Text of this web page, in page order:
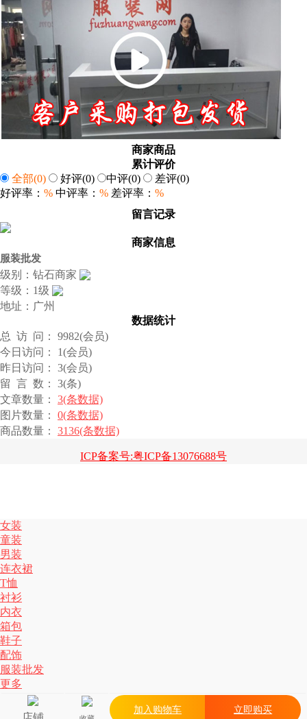
商家商品
累计评价
全部(0) 好评(0) 中评(0) 差评(0)
好评率： % 中评率： % 差评率： %
留言记录
商家信息
服装批发
级别：钻石商家
等级：1级
地址：广州
数据统计
总 访 问： 9982(会员)
今日访问： 1(会员)
昨日访问： 3(会员)
留 言 数： 3(条)
文章数量： 3(条数据)
图片数量： 0(条数据)
商品数量： 3136(条数据)
ICP备案号:粤ICP备13076688号
女装
童装
男装
连衣裙
T恤
衬衫
内衣
箱包
鞋子
配饰
服装批发
更多
加入购物车 立即购买